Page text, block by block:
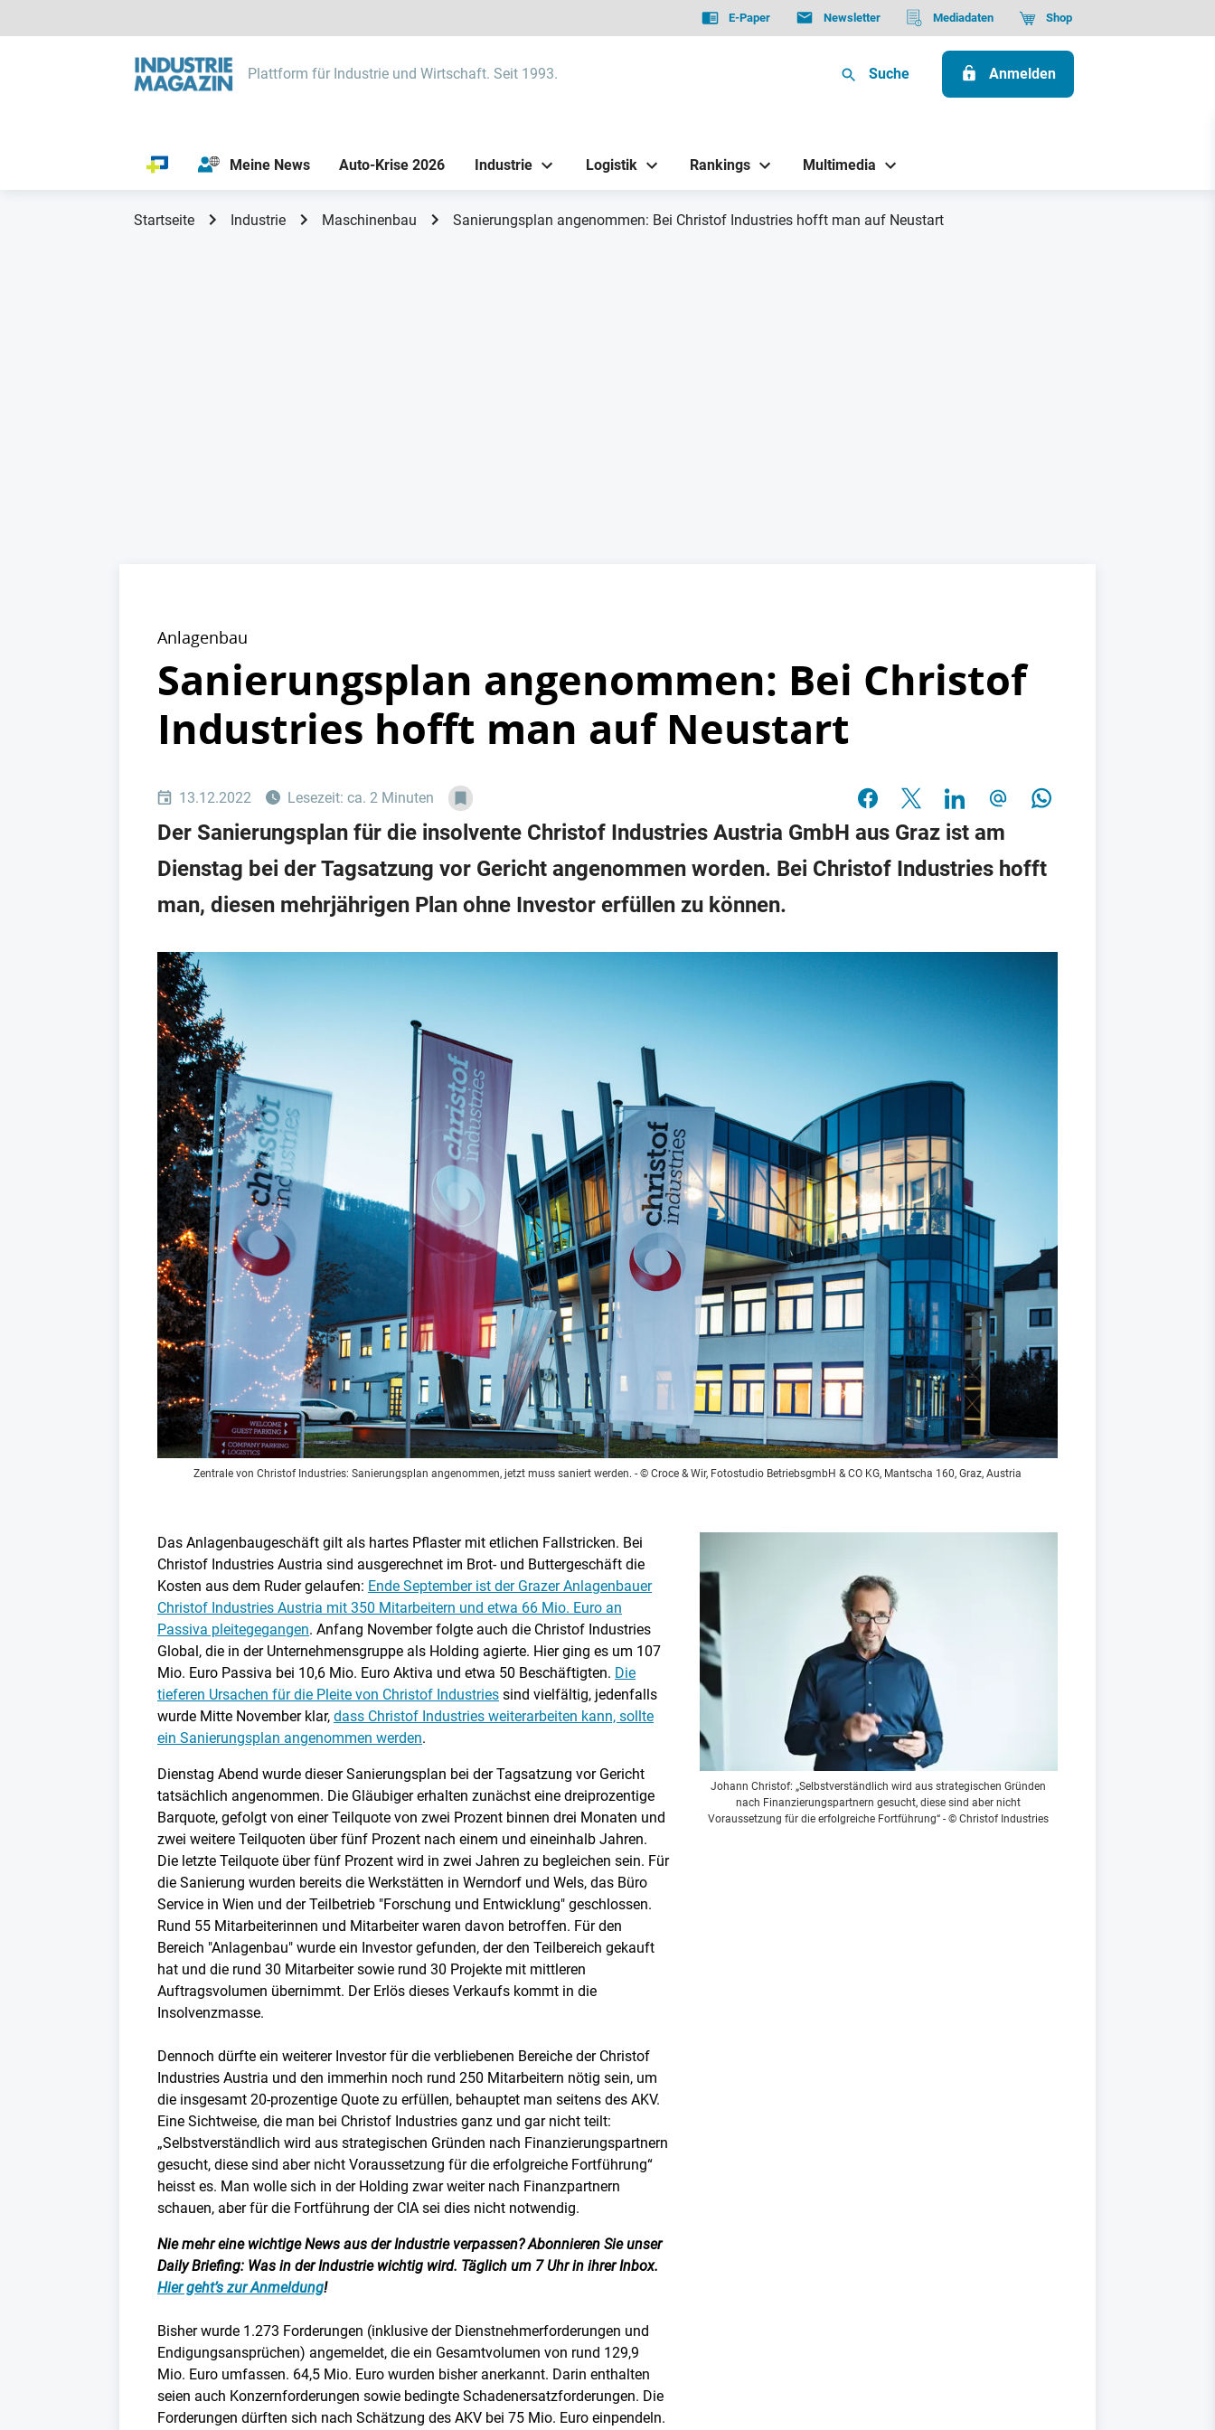
E-Paper Newsletter Mediadaten Shop
Plattform für Industrie und Wirtschaft. Seit 1993. Suche Anmelden
Meine News Auto-Krise 2026 Industrie Logistik Rankings Multimedia
Startseite Industrie Maschinenbau Sanierungsplan angenommen: Bei Christof Industries hofft man auf Neustart
Anlagenbau
Sanierungsplan angenommen: Bei Christof
Industries hofft man auf Neustart
13.12.2022 Lesezeit: ca. 2 Minuten
Der Sanierungsplan für die insolvente Christof Industries Austria GmbH aus Graz ist am
Dienstag bei der Tagsatzung vor Gericht angenommen worden. Bei Christof Industries hofft
man, diesen mehrjährigen Plan ohne Investor erfüllen zu können.
Zentrale von Christof Industries: Sanierungsplan angenommen, jetzt muss saniert werden. - © Croce & Wir, Fotostudio BetriebsgmbH & CO KG, Mantscha 160, Graz, Austria
Das Anlagenbaugeschäft gilt als hartes Pflaster mit etlichen Fallstricken. Bei
Christof Industries Austria sind ausgerechnet im Brot- und Buttergeschäft die
Kosten aus dem Ruder gelaufen: Ende September ist der Grazer Anlagenbauer
Christof Industries Austria mit 350 Mitarbeitern und etwa 66 Mio. Euro an
Passiva pleitegegangen. Anfang November folgte auch die Christof Industries
Global, die in der Unternehmensgruppe als Holding agierte. Hier ging es um 107
Mio. Euro Passiva bei 10,6 Mio. Euro Aktiva und etwa 50 Beschäftigten. Die
tieferen Ursachen für die Pleite von Christof Industries sind vielfältig, jedenfalls
wurde Mitte November klar, dass Christof Industries weiterarbeiten kann, sollte
ein Sanierungsplan angenommen werden.
Dienstag Abend wurde dieser Sanierungsplan bei der Tagsatzung vor Gericht
tatsächlich angenommen. Die Gläubiger erhalten zunächst eine dreiprozentige
Barquote, gefolgt von einer Teilquote von zwei Prozent binnen drei Monaten und
zwei weitere Teilquoten über fünf Prozent nach einem und eineinhalb Jahren.
Die letzte Teilquote über fünf Prozent wird in zwei Jahren zu begleichen sein. Für
die Sanierung wurden bereits die Werkstätten in Werndorf und Wels, das Büro
Service in Wien und der Teilbetrieb "Forschung und Entwicklung" geschlossen.
Rund 55 Mitarbeiterinnen und Mitarbeiter waren davon betroffen. Für den
Bereich "Anlagenbau" wurde ein Investor gefunden, der den Teilbereich gekauft
hat und die rund 30 Mitarbeiter sowie rund 30 Projekte mit mittleren
Auftragsvolumen übernimmt. Der Erlös dieses Verkaufs kommt in die
Insolvenzmasse.
Dennoch dürfte ein weiterer Investor für die verbliebenen Bereiche der Christof
Industries Austria und den immerhin noch rund 250 Mitarbeitern nötig sein, um
die insgesamt 20-prozentige Quote zu erfüllen, behauptet man seitens des AKV.
Eine Sichtweise, die man bei Christof Industries ganz und gar nicht teilt:
„Selbstverständlich wird aus strategischen Gründen nach Finanzierungspartnern
gesucht, diese sind aber nicht Voraussetzung für die erfolgreiche Fortführung“
heisst es. Man wolle sich in der Holding zwar weiter nach Finanzpartnern
schauen, aber für die Fortführung der CIA sei dies nicht notwendig.
Nie mehr eine wichtige News aus der Industrie verpassen? Abonnieren Sie unser
Daily Briefing: Was in der Industrie wichtig wird. Täglich um 7 Uhr in ihrer Inbox.
Hier geht’s zur Anmeldung!
Bisher wurde 1.273 Forderungen (inklusive der Dienstnehmerforderungen und
Endigungsansprüchen) angemeldet, die ein Gesamtvolumen von rund 129,9
Mio. Euro umfassen. 64,5 Mio. Euro wurden bisher anerkannt. Darin enthalten
seien auch Konzernforderungen sowie bedingte Schadenersatzforderungen. Die
Forderungen dürften sich nach Schätzung des AKV bei 75 Mio. Euro einpendeln.
Johann Christof: „Selbstverständlich wird aus strategischen Gründen
nach Finanzierungspartnern gesucht, diese sind aber nicht
Voraussetzung für die erfolgreiche Fortführung“ - © Christof Industries